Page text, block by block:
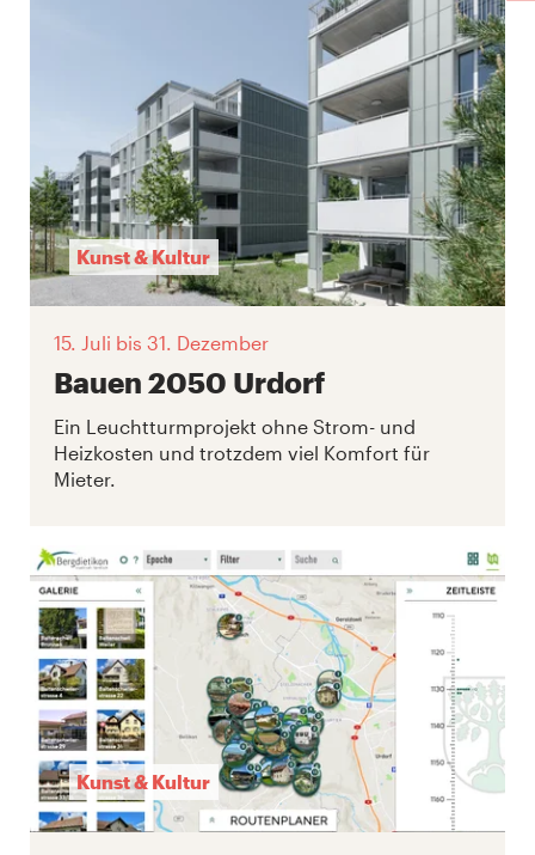
Kunst & Kultur
15. Juli bis 31. Dezember
Bauen 2050 Urdorf
Ein Leuchtturmprojekt ohne Strom- und
Heizkosten und trotzdem viel Komfort für
Mieter.
Kunst & Kultur